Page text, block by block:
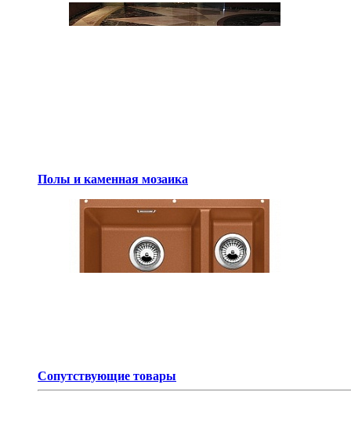
Полы и каменная мозаика
Сопутствующие товары